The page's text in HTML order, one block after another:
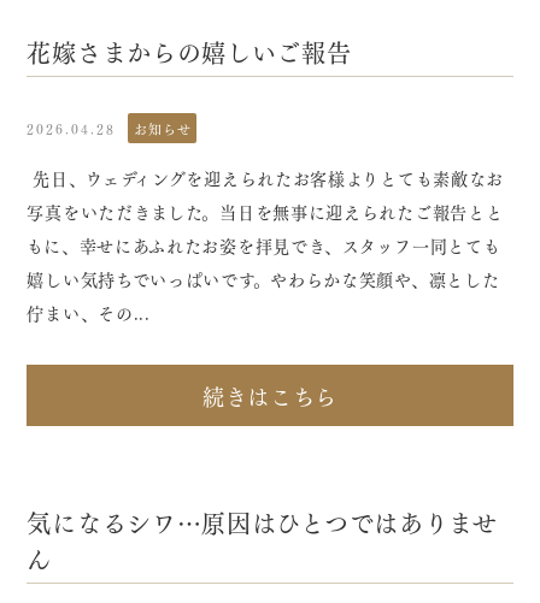
花嫁さまからの嬉しいご報告
2026.04.28 お知らせ
先日、ウェディングを迎えられたお客様よりとても素敵なお
写真をいただきました。当日を無事に迎えられたご報告とと
もに、幸せにあふれたお姿を拝見でき、スタッフ一同とても
嬉しい気持ちでいっぱいです。やわらかな笑顔や、凛とした
佇まい、その...
続きはこちら
気になるシワ…原因はひとつではありませ
ん